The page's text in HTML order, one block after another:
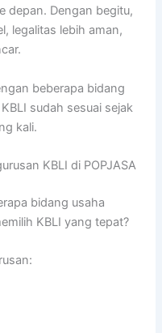
depan. Dengan begitu,
legalitas lebih aman,
beberapa bidang
sudah sesuai sejak
kali.
KBLI di POPJASA
bidang usaha
KBLI yang tepat?